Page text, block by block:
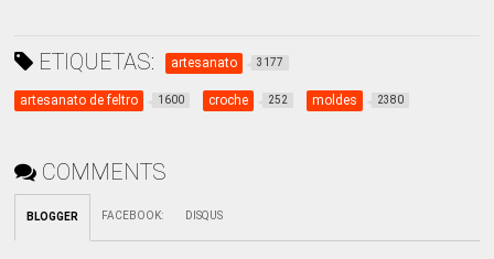
ETIQUETAS: artesanato 3177
artesanato de feltro 1600 croche 252 moldes 2380
COMMENTS
BLOGGER FACEBOOK: DISQUS